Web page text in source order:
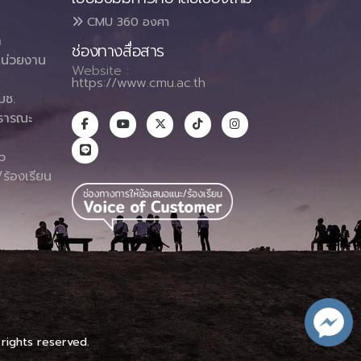
วยงาน
ช.
รณะ
องเรียน
CMU 360 องศา
ช่องทางสื่อสาร
Website :
https://www.cmu.ac.th
reserved.